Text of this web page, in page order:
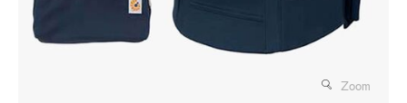
Zoom